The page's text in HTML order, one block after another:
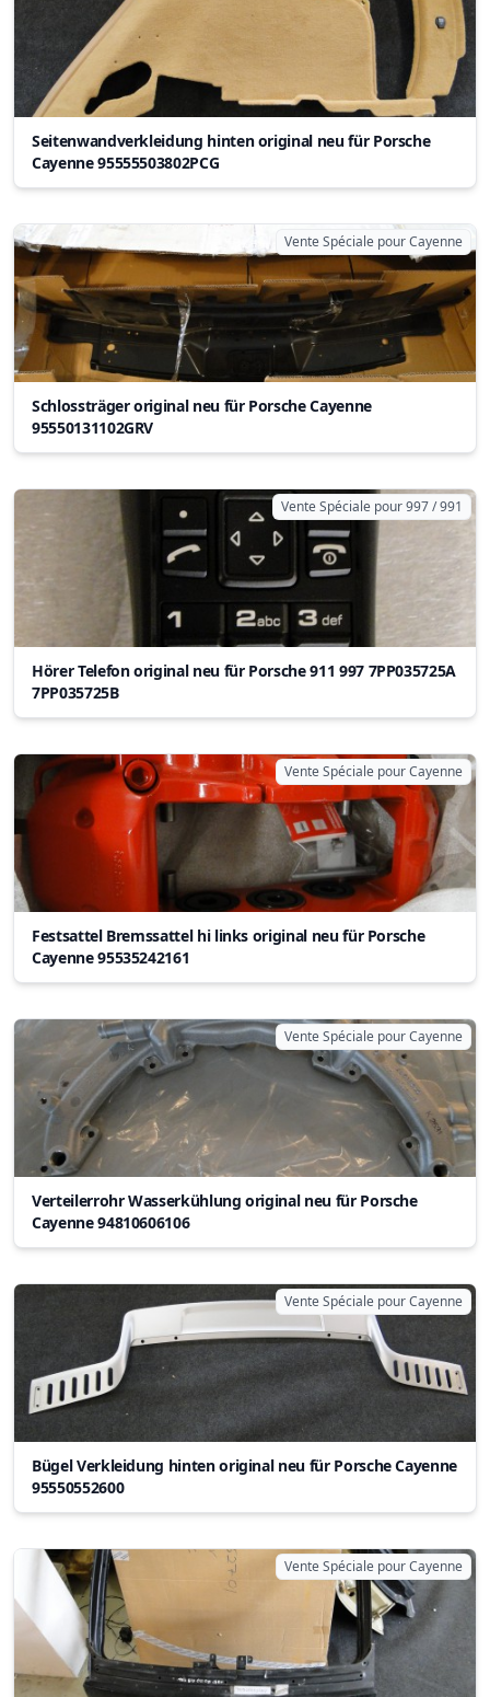
Seitenwandverkleidung hinten original neu für Porsche
Cayenne 95555503802PCG
Vente Spéciale pour Cayenne
Schlossträger original neu für Porsche Cayenne
95550131102GRV
Vente Spéciale pour 997 / 991
Hörer Telefon original neu für Porsche 911 997 7PP035725A
7PP035725B
Vente Spéciale pour Cayenne
Festsattel Bremssattel hi links original neu für Porsche
Cayenne 95535242161
Vente Spéciale pour Cayenne
Verteilerrohr Wasserkühlung original neu für Porsche
Cayenne 94810606106
Vente Spéciale pour Cayenne
Bügel Verkleidung hinten original neu für Porsche Cayenne
95550552600
Vente Spéciale pour Cayenne